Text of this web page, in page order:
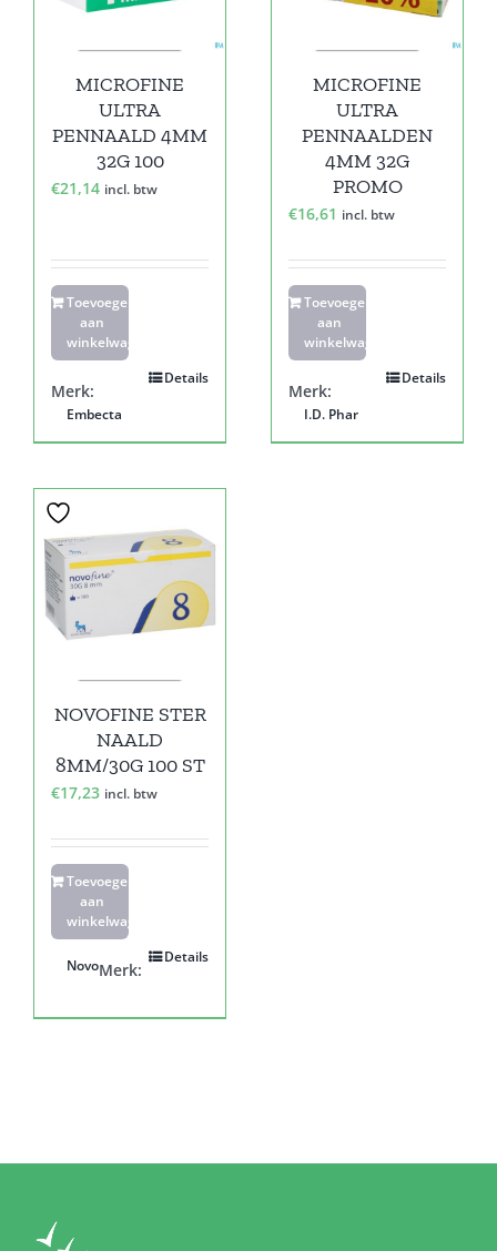
MICROFINE
ULTRA
PENNAALD 4MM
32G 100
€21,14 incl. btw
Toevoegen
aan
winkelwagen
Details
Merk:
Embecta
MICROFINE
ULTRA
PENNAALDEN
4MM 32G
PROMO
€16,61 incl. btw
Toevoegen
aan
winkelwagen
Details
Merk:
I.D. Phar
NOVOFINE STER
NAALD
8MM/30G 100 ST
€17,23 incl. btw
Toevoegen
aan
winkelwagen
Details
Merk:
Novo